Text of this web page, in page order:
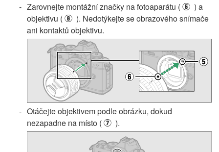
Zarovnejte montážní značky na fotoaparátu ( t ) a
objektivu ( y ). Nedotýkejte se obrazového snímače
ani kontaktů objektivu.
Otáčejte objektivem podle obrázku, dokud
nezapadne na místo ( u ).